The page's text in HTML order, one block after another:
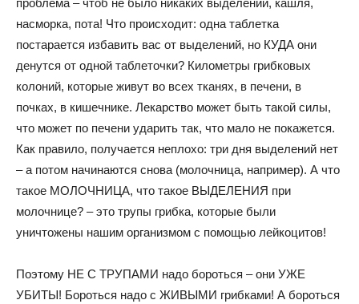
проблема – чтоб не было никаких выделений, кашля,
насморка, пота! Что происходит: одна таблетка
постарается избавить вас от выделений, но КУДА они
денутся от одной таблеточки? Километры грибковых
колоний, которые живут во всех тканях, в печени, в
почках, в кишечнике. Лекарство может быть такой силы,
что может по печени ударить так, что мало не покажется.
Как правило, получается неплохо: три дня выделений нет
– а потом начинаются снова (молочница, например). А что
такое МОЛОЧНИЦА, что такое ВЫДЕЛЕНИЯ при
молочнице? – это трупы грибка, которые были
уничтожены нашим организмом с помощью лейкоцитов!
Поэтому НЕ С ТРУПАМИ надо бороться – они УЖЕ
УБИТЫ! Бороться надо с ЖИВЫМИ грибками! А бороться